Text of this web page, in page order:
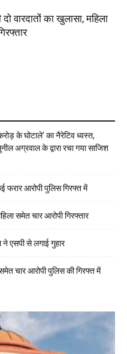
वारदातों का खुलासा, महिला
के घोटाले’ का नैरेटिव ध्वस्त,
अग्रवाल के द्वारा रचा गया साजिश
फरार आरोपी पुलिस गिरफ्त में
समेत चार आरोपी गिरफ्तार
ने एसपी से लगाई गुहार
चार आरोपी पुलिस की गिरफ्त में